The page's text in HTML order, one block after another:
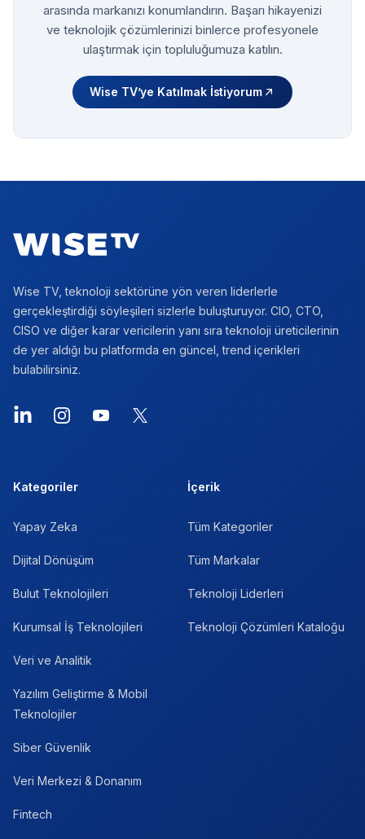
arasında markanızı konumlandırın. Başarı hikayenizi
ve teknolojik çözümlerinizi binlerce profesyonele
ulaştırmak için topluluğumuza katılın.
Wise TV’ye Katılmak İstiyorum
Wise TV, teknoloji sektörüne yön veren liderlerle
gerçekleştirdiği söyleşileri sizlerle buluşturuyor. CIO, CTO,
CISO ve diğer karar vericilerin yanı sıra teknoloji üreticilerinin
de yer aldığı bu platformda en güncel, trend içerikleri
bulabilirsiniz.
LinkedInInstagramYouTube
X
Kategoriler
Yapay Zeka
Dijital Dönüşüm
Bulut Teknolojileri
Kurumsal İş Teknolojileri
Veri ve Analitik
Yazılım Geliştirme & Mobil
Teknolojiler
Siber Güvenlik
Veri Merkezi & Donanım
Fintech
İçerik
Tüm Kategoriler
Tüm Markalar
Teknoloji Liderleri
Teknoloji Çözümleri Kataloğu